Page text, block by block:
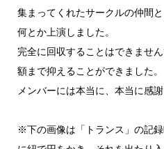
集まってくれたサークルの仲間
何とか上演しました。
完全に回収することはできませ
額まで抑えることができました。
メンバーには本当に、本当に感謝
※下の画像は「トランス」の記